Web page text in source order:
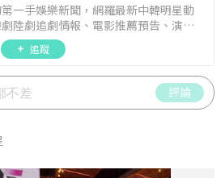
一手娛樂新聞，網羅最新中韓明星動
陸劇追劇情報、電影推薦預告、演藝
唱會見面會最新資訊，讓你追星零時
追蹤
評論